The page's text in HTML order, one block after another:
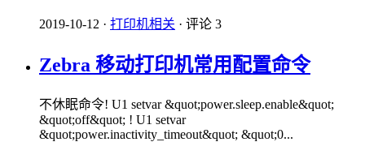
2019-10-12 · 打印机相关 · 评论 3
Zebra 移动打印机常用配置命令
不休眠命令! U1 setvar &quot;power.sleep.enable&quot;
&quot;off&quot; ! U1 setvar
&quot;power.inactivity_timeout&quot; &quot;0...